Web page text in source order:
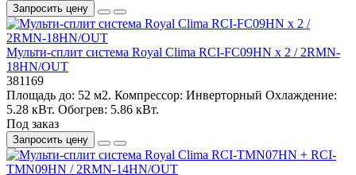
Запросить цену
Мульти-сплит система Royal Clima RCI-FC09HN x 2 / 2RMN-
18HN/OUT
381169
Площадь до: 52 м2. Компрессор: Инверторный Охлаждение:
5.28 кВт. Обогрев: 5.86 кВт.
Под заказ
Запросить цену